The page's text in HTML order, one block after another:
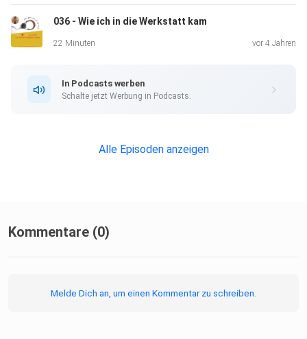
036 - Wie ich in die Werkstatt kam
22 Minuten vor 4 Jahren
In Podcasts werben
Schalte jetzt Werbung in Podcasts.
Alle Episoden anzeigen
Kommentare (0)
Melde Dich an, um einen Kommentar zu schreiben.